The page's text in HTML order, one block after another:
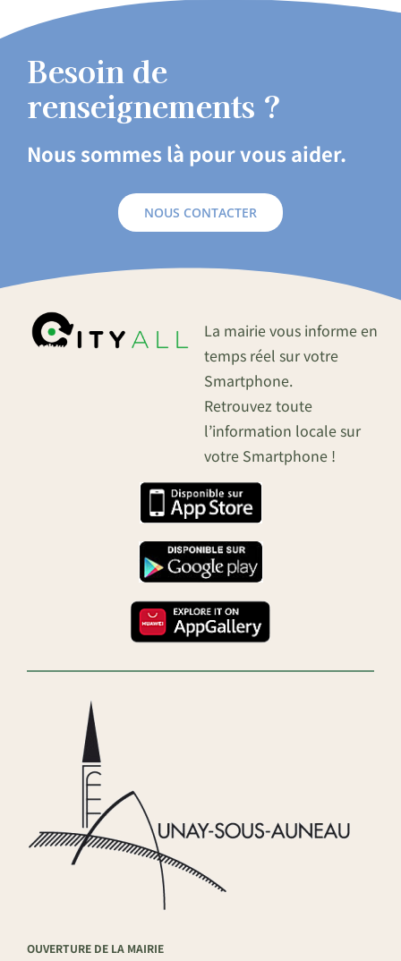
Besoin de
renseignements ?
Nous sommes là pour vous aider.
NOUS CONTACTER
La mairie vous informe en
temps réel sur votre
Smartphone.
Retrouvez toute
l’information locale sur
votre Smartphone !
OUVERTURE DE LA MAIRIE